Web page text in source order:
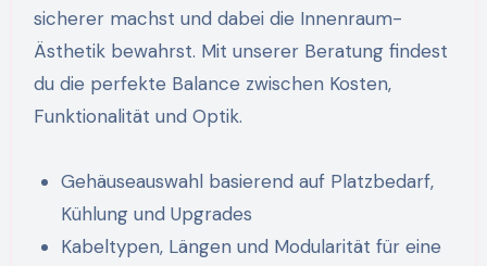
sicherer machst und dabei die Innenraum-
Ästhetik bewahrst. Mit unserer Beratung findest
du die perfekte Balance zwischen Kosten,
Funktionalität und Optik.
Gehäuseauswahl basierend auf Platzbedarf,
Kühlung und Upgrades
Kabeltypen, Längen und Modularität für eine